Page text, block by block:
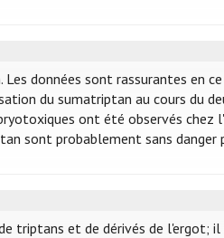
données sont rassurantes en
du sumatriptan au cours du
ont été observés chez
sont probablement sans danger
triptans et de dérivés de l'ergot;